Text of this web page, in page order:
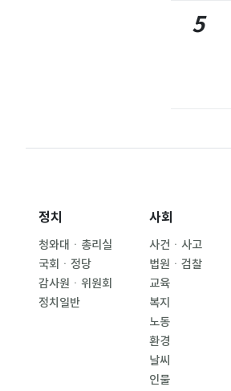
5
정치
청와대ㆍ총리실
국회ㆍ정당
감사원ㆍ위원회
정치일반
사회
사건ㆍ사고
법원ㆍ검찰
교육
복지
노동
환경
날씨
인물